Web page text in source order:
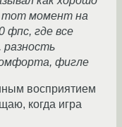
тот момент на
фпс, где все
фигле
восприятием
когда игра